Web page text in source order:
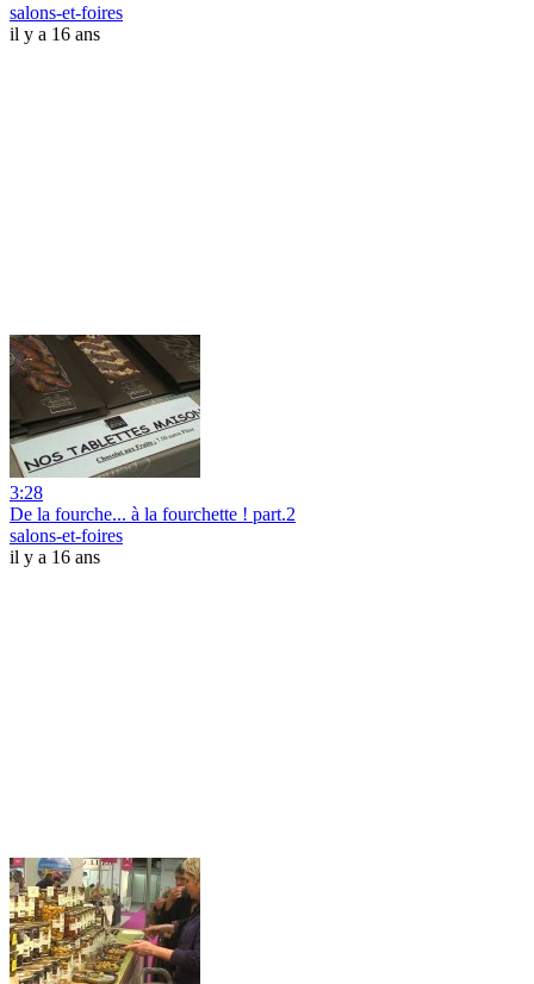
salons-et-foires
il y a 16 ans
3:28
De la fourche... à la fourchette ! part.2
salons-et-foires
il y a 16 ans